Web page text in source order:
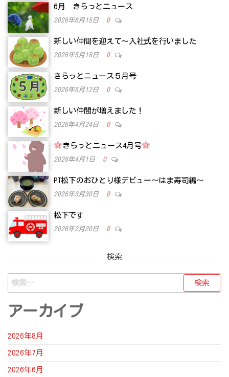
6月 きらっとニュース
2026年6月15日 0
新しい仲間を迎えて～入社式を行いました
2026年5月18日 0
きらっとニュース５月号
2026年5月12日 0
新しい仲間が増えました！
2026年4月24日 0
きらっとニュース4月号
2026年4月1日 0
PT松下のおひとり様デビュー～はま寿司編～
2026年3月30日 0
松下です
2026年2月20日 0
検索
検
索:
アーカイブ
2026年8月
2026年7月
2026年6月